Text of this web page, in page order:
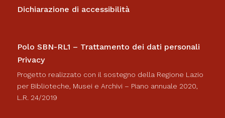
Dichiarazione di accessibilità
Polo SBN-RL1 – Trattamento dei dati personali
Privacy
Progetto realizzato con il sostegno della Regione Lazio
per Biblioteche, Musei e Archivi – Piano annuale 2020,
L.R. 24/2019